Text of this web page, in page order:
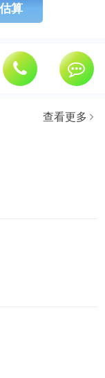
算
查看更多